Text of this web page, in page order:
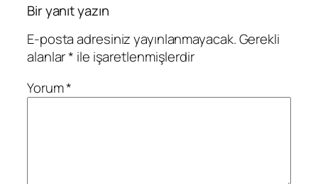
Bir yanıt yazın
E-posta adresiniz yayınlanmayacak.Gerekli
alanlar* ile işaretlenmişlerdir
Yorum*